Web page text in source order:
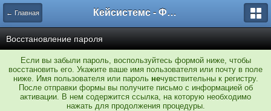
← Главная Кейсистемс - Форумы
Восстановление пароля
Если вы забыли пароль, воспользуйтесь формой ниже, чтобы
восстановить его. Укажите ваше имя пользователя или почту в поле
ниже. Имя пользователя или пароль нечувствительны к регистру.
После отправки формы вы получите письмо с информацией об
активации. В нем содержится ссылка, на которую необходимо
нажать для продолжения процедуры.